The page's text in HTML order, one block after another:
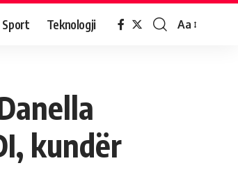
Sport Teknologji Aa
kundër